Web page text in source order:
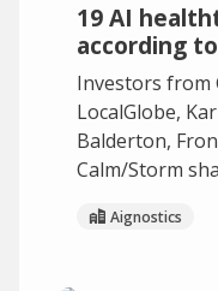
19 AI
according to
Investors from
LocalGlobe,
Balderton,
Calm/Storm
Aignostics